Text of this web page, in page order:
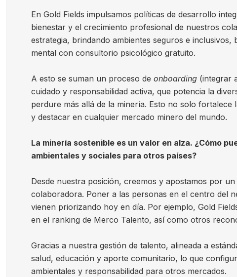
En Gold Fields impulsamos políticas de desarrollo
bienestar y el crecimiento profesional de nuestros
estrategia, brindando ambientes seguros e
mental con consultorio psicológico gratuito.
A esto se suman un proceso de onboarding (integrar
cuidado y responsabilidad activa, que potencia la
perdure más allá de la minería. Esto no solo
y destacar en cualquier mercado minero del mundo.
La minería sostenible es un valor en alza. ¿Cómo
ambientales y sociales para otros países?
Desde nuestra posición, creemos y apostamos por
colaboradora. Poner a las personas en el centro del
vienen priorizando hoy en día. Por ejemplo, Gold
en el ranking de Merco Talento, así como otros
Gracias a nuestra gestión de talento, alineada a
salud, educación y aporte comunitario, lo que
ambientales y responsabilidad para otros mercados.